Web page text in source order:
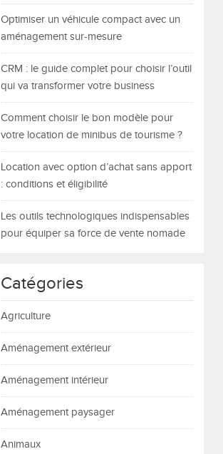
Optimiser un véhicule compact avec un
aménagement sur-mesure
CRM : le guide complet pour choisir l’outil
qui va transformer votre business
Comment choisir le bon modèle pour
votre location de minibus de tourisme ?
Location avec option d’achat sans apport
: conditions et éligibilité
Les outils technologiques indispensables
pour équiper sa force de vente nomade
Catégories
Agriculture
Aménagement extérieur
Aménagement intérieur
Aménagement paysager
Animaux